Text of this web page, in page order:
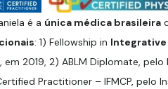
é a única médica brasileira
: 1) Fellowship in
em 2019, 2) ABLM Diplomate,
Practitioner – IFMCP, pelo